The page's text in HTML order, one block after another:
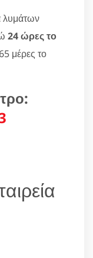
λυμάτων
24 ώρες το
μέρες το